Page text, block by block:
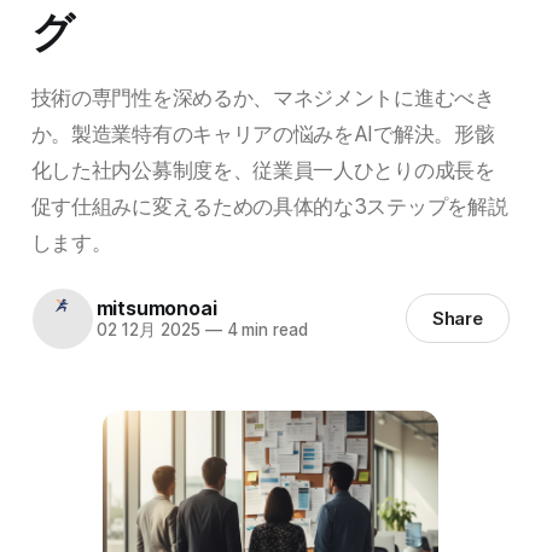
グ
技術の専門性を深めるか、マネジメントに進むべき
か。製造業特有のキャリアの悩みをAIで解決。形骸
化した社内公募制度を、従業員一人ひとりの成長を
促す仕組みに変えるための具体的な3ステップを解説
します。
mitsumonoai
02 12月 2025 —4 min read Share